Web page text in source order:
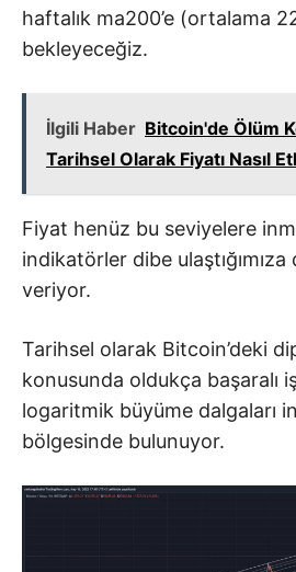
haftalık ma200’e (ortalama
bekleyeceğiz.
İlgili Haber Bitcoin'de Ölüm
Tarihsel Olarak Fiyatı Nasıl
Fiyat henüz bu seviyelere
indikatörler dibe
veriyor.
Tarihsel olarak Bitcoin’deki
konusunda oldukça başaralı
logaritmik büyüme dalgaları
bölgesinde bulunuyor.